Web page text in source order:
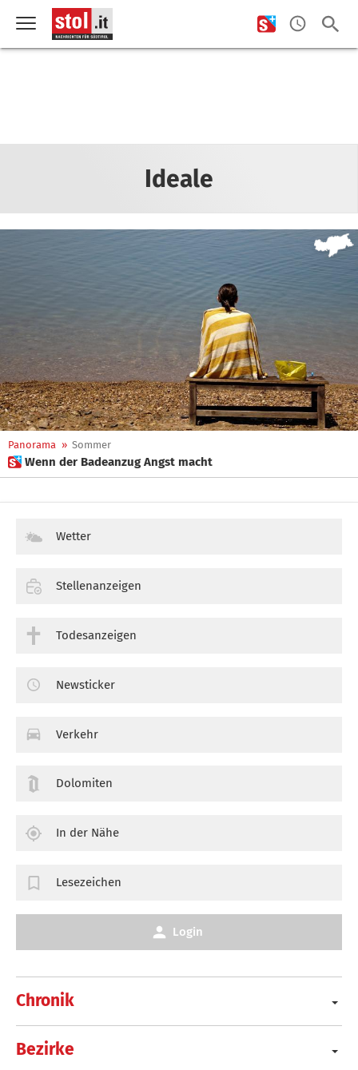
Ideale
Panorama » Sommer
 Wenn der Badeanzug Angst macht
Chronik
Bezirke
Wetter
Stellenanzeigen
Todesanzeigen
Newsticker
Verkehr
Dolomiten
In der Nähe
Lesezeichen
Login